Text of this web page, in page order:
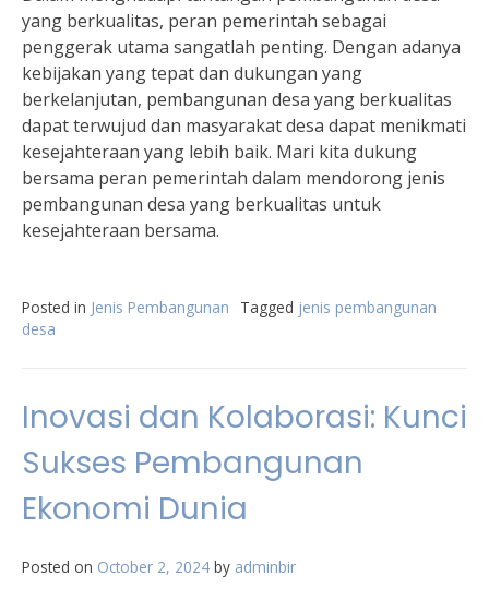
yang berkualitas, peran pemerintah sebagai
penggerak utama sangatlah penting. Dengan adanya
kebijakan yang tepat dan dukungan yang
berkelanjutan, pembangunan desa yang berkualitas
dapat terwujud dan masyarakat desa dapat menikmati
kesejahteraan yang lebih baik. Mari kita dukung
bersama peran pemerintah dalam mendorong jenis
pembangunan desa yang berkualitas untuk
kesejahteraan bersama.
Posted in Jenis Pembangunan Tagged jenis pembangunan
desa
Inovasi dan Kolaborasi: Kunci
Sukses Pembangunan
Ekonomi Dunia
Posted on October 2, 2024 by adminbir